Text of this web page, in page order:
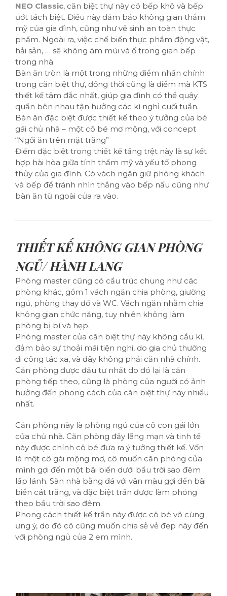
NEO Classic, căn biệt thự này có bếp khô và bếp
ướt tách biệt. Điều này đảm bảo không gian thẩm
mỹ của gia đình, cũng như vệ sinh an toàn thực
phẩm. Ngoài ra, việc chế biến thực phẩm động vật,
hải sản, … sẽ không ám mùi và ố trong gian bếp
trong nhà.
Bàn ăn tròn là một trong những điểm nhấn chính
trong căn biệt thự, đồng thời cũng là điểm mà KTS
thiết kế tâm đắc nhất, giúp gia đình có thể quây
quần bên nhau tận hưởng các kì nghỉ cuối tuần.
Bàn ăn đặc biệt được thiết kế theo ý tưởng của bé
gái chủ nhà – một cô bé mơ mộng, với concept
“Ngồi ăn trên mặt trăng”
Điểm đặc biệt trong thiết kế tầng trệt này là sự kết
hợp hài hòa giữa tính thẩm mỹ và yếu tố phong
thủy của gia đình. Có vách ngăn giữ phòng khách
và bếp để tránh nhìn thẳng vào bếp nấu cũng như
bàn ăn từ ngoài cửa ra vào.
THIẾT KẾ KHÔNG GIAN PHÒNG
NGỦ/ HÀNH LANG
Phòng master cũng có cầu trúc chung như các
phòng khác, gồm 1 vách ngăn chia phòng, giường
ngủ, phòng thay đồ và WC. Vách ngăn nhằm chia
không gian chức năng, tuy nhiên không làm
phòng bị bí và hẹp.
Phòng master của căn biệt thự này không cầu kì,
đảm bảo sự thoải mái tiện nghi, do gia chủ thường
đi công tác xa, và đây không phải căn nhà chính.
Căn phòng được đầu tư nhất do đó lại là căn
phòng tiếp theo, cũng là phòng của người có ảnh
hưởng đến phong cách của căn biệt thự này nhiều
nhất.
Căn phòng này là phòng ngủ của cô con gái lớn
của chủ nhà. Căn phòng đầy lãng mạn và tinh tế
này được chính cô bé đưa ra ý tưởng thiết kế. Vốn
là một cô gái mộng mơ, cô muốn căn phòng của
mình gợi đến một bãi biển dưới bầu trời sao đêm
lấp lánh. Sàn nhà bằng đá với vân màu gợi đến bãi
biển cát trắng, và đặc biệt trần được làm phỏng
theo bầu trời sao đêm.
Phong cách thiết kế trần này được cô bé vô cùng
ưng ý, do đó cô cũng muốn chia sẻ vẻ đẹp này đến
với phòng ngủ của 2 em mình.